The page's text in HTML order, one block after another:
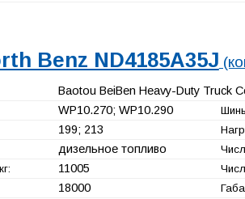
Benz ND4185A35J
Baotou BeiBen Heavy-Duty Truck
WP10.270; WP10.290
199; 213
дизельное топливо
11005
18000